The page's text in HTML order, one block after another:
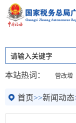
本站热词： 营改增
首页>>新闻动态